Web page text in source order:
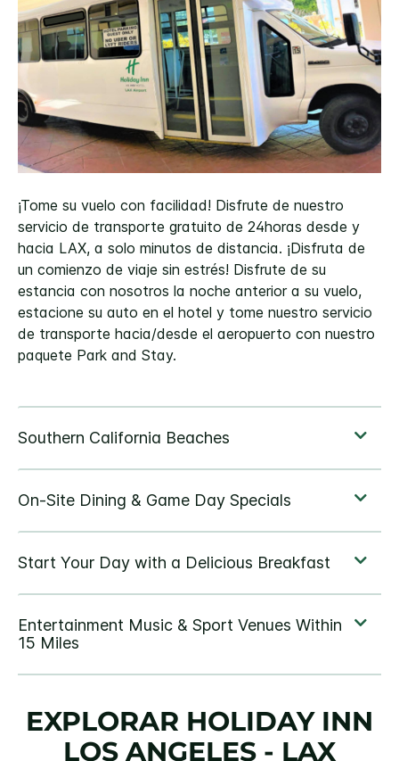
¡Tome su vuelo con facilidad! Disfrute de nuestro
servicio de transporte gratuito de 24horas desde y
hacia LAX, a solo minutos de distancia. ¡Disfruta de
un comienzo de viaje sin estrés! Disfrute de su
estancia con nosotros la noche anterior a su vuelo,
estacione su auto en el hotel y tome nuestro servicio
de transporte hacia/desde el aeropuerto con nuestro
paquete Park and Stay.
EXPLORAR HOLIDAY INN
LOS ANGELES - LAX